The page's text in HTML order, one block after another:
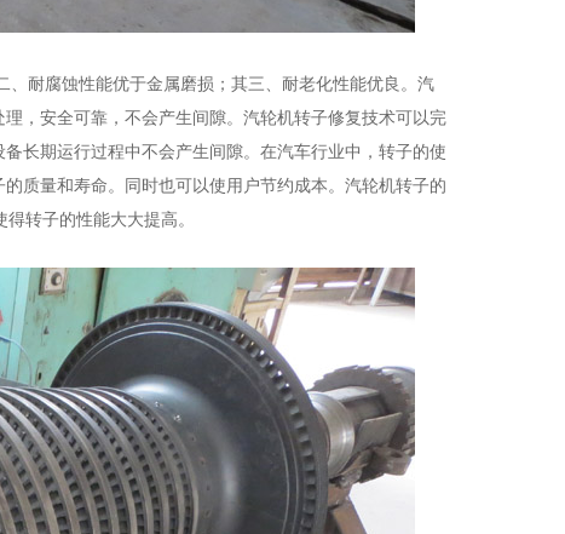
耐腐蚀性能优于金属磨损；其三、耐老化性能优良。汽
，安全可靠，不会产生间隙。汽轮机转子修复技术可以完
长期运行过程中不会产生间隙。在汽车行业中，转子的使
质量和寿命。同时也可以使用户节约成本。汽轮机转子的
转子的性能大大提高。